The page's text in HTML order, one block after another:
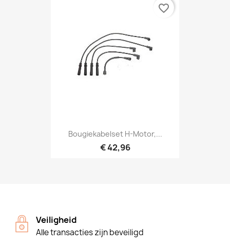
Bougiekabelset H-Motor,...
€ 42,96
favorite_border
Veiligheid
Alle transacties zijn beveiligd